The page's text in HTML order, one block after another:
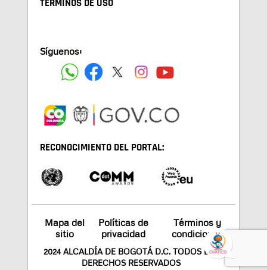
TÉRMINOS DE USO
Síguenos:
RECONOCIMIENTO DEL PORTAL:
Mapa del
sitio
Políticas de
privacidad
Términos y
condiciones
2024 ALCALDÍA DE BOGOTÁ D.C. TODOS LOS
DERECHOS RESERVADOS